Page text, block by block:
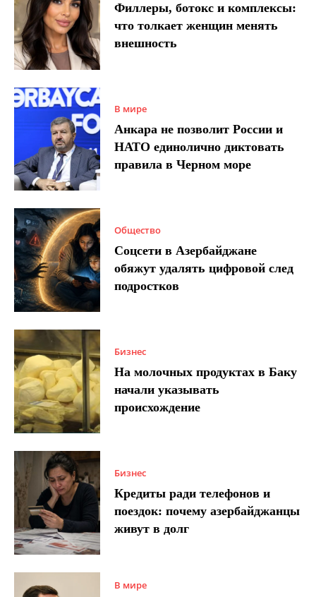
Филлеры, ботокс и комплексы:
что толкает женщин менять
внешность
В мире
Анкара не позволит России и
НАТО единолично диктовать
правила в Черном море
Общество
Соцсети в Азербайджане
обяжут удалять цифровой след
подростков
Бизнес
На молочных продуктах в Баку
начали указывать
происхождение
Бизнес
Кредиты ради телефонов и
поездок: почему азербайджанцы
живут в долг
В мире